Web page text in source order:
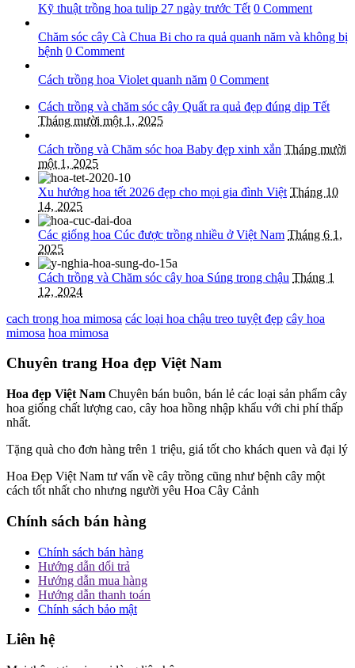
Kỹ thuật trồng hoa tulip 27 ngày trước Tết 0 Comment
Chăm sóc cây Cà Chua Bi cho ra quả quanh năm và không bị
bệnh 0 Comment
Cách trồng hoa Violet quanh năm 0 Comment
Cách trồng và chăm sóc cây Quất ra quả đẹp đúng dịp Tết
Tháng mười một 1, 2025
Cách trồng và Chăm sóc hoa Baby đẹp xinh xắn Tháng mười
một 1, 2025
Xu hướng hoa tết 2026 đẹp cho mọi gia đình Việt Tháng 10
14, 2025
Các giống hoa Cúc được trồng nhiều ở Việt Nam Tháng 6 1,
2025
Cách trồng và Chăm sóc cây hoa Súng trong chậu Tháng 1
12, 2024
cach trong hoa mimosa các loại hoa chậu treo tuyệt đẹp cây hoa
mimosa hoa mimosa
Chuyên trang Hoa đẹp Việt Nam
Hoa đẹp Việt Nam Chuyên bán buôn, bán lẻ các loại sản phẩm cây
hoa giống chất lượng cao, cây hoa hồng nhập khẩu với chi phí thấp
nhất.
Tặng quà cho đơn hàng trên 1 triệu, giá tốt cho khách quen và đại lý
Hoa Đẹp Việt Nam tư vấn về cây trồng cũng như bệnh cây một
cách tốt nhất cho nhưng người yêu Hoa Cây Cảnh
Chính sách bán hàng
Chính sách bán hàng
Hướng dẫn dổi trả
Hướng dẫn mua hàng
Hướng dẫn thanh toán
Chính sách bảo mật
Liên hệ